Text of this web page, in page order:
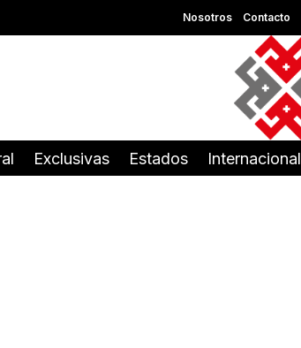
Nosotros Contacto
Exclusivas Estados Internacional